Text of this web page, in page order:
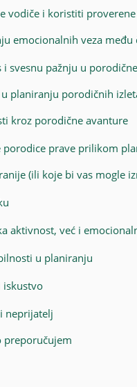
vodiče i koristiti
emocionalnih veza
svesnu pažnju u
planiranju porodičnih
kroz porodične avanture
porodice prave prilikom
(ili koje bi vas mogle
aktivnost, već i
u planiranju
iskustvo
neprijatelj
preporučujem